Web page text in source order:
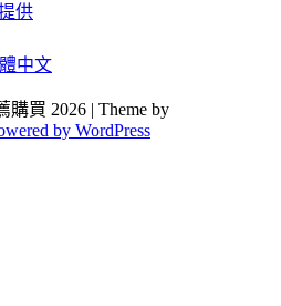
供
中文
買 2026 | Theme by
by WordPress